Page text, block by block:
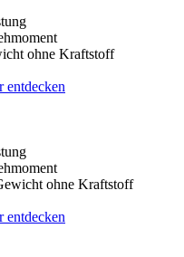
ohne Kraftstoff
entdecken
ohne Kraftstoff
entdecken